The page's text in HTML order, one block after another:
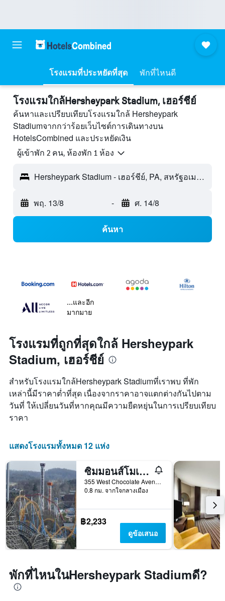
โรงแรมที่ประหยัดที่สุด พักที่ไหนดี
โรงแรมใกล้Hersheypark Stadium, เฮอร์ชีย์
ค้นหาและเปรียบเทียบโรงแรมใกล้ Hersheypark
Stadiumจากกว่าร้อยเว็บไซต์การเดินทางบน
HotelsCombined และประหยัดเงิน
ผู้เข้าพัก 2 คน, ห้องพัก 1 ห้อง
Hersheypark Stadium - เฮอร์ชีย์, PA, สหรัฐอเมริกา
พฤ. 13/8 - ศ. 14/8
ค้นหา
...และอีก
มากมาย
โรงแรมที่ถูกที่สุดใกล้ Hersheypark
Stadium, เฮอร์ชีย์
สำหรับโรงแรมใกล้Hersheypark Stadiumที่เราพบ ที่พัก
เหล่านี้มีราคาต่ำที่สุด เนื่องจากราคาอาจแตกต่างกันไปตาม
วันที่ ให้เปลี่ยนวันที่หากคุณมีความยืดหยุ่นในการเปรียบเทียบ
ราคา
แสดงโรงแรมทั้งหมด 12 แห่ง
ซิมมอนส์โมเทล
355 West Chocolate Avenue, เฮอร์ชีย์, PA, สหรัฐอเมริกา
0.8 กม. จากใจกลางเมือง
฿2,233
ดูข้อเสนอ
พักที่ไหนในHersheypark Stadiumดี?